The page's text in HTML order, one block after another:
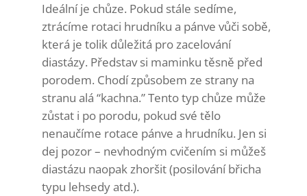
Ideální je chůze. Pokud stále sedíme,
ztrácíme rotaci hrudníku a pánve vůči sobě,
která je tolik důležitá pro zacelování
diastázy. Představ si maminku těsně před
porodem. Chodí způsobem ze strany na
stranu alá “kachna.” Tento typ chůze může
zůstat i po porodu, pokud své tělo
nenaučíme rotace pánve a hrudníku. Jen si
dej pozor – nevhodným cvičením si můžeš
diastázu naopak zhoršit (posilování břicha
typu lehsedy atd.).